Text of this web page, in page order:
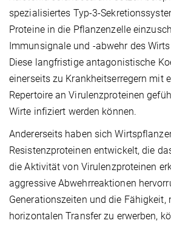
spezialisiertes Typ-3-
Proteine in die Pflanzenzelle
Immunsignale und -abwehr des
Diese langfristige antagonistische
einerseits zu Krankheitserregern mit
Repertoire an Virulenzproteinen
Wirte infiziert werden können.
Andererseits haben sich
Resistenzproteinen entwickelt, die
die Aktivität von Virulenzproteinen
aggressive Abwehrreaktionen
Generationszeiten und die Fähigkeit,
horizontalen Transfer zu erwerben,